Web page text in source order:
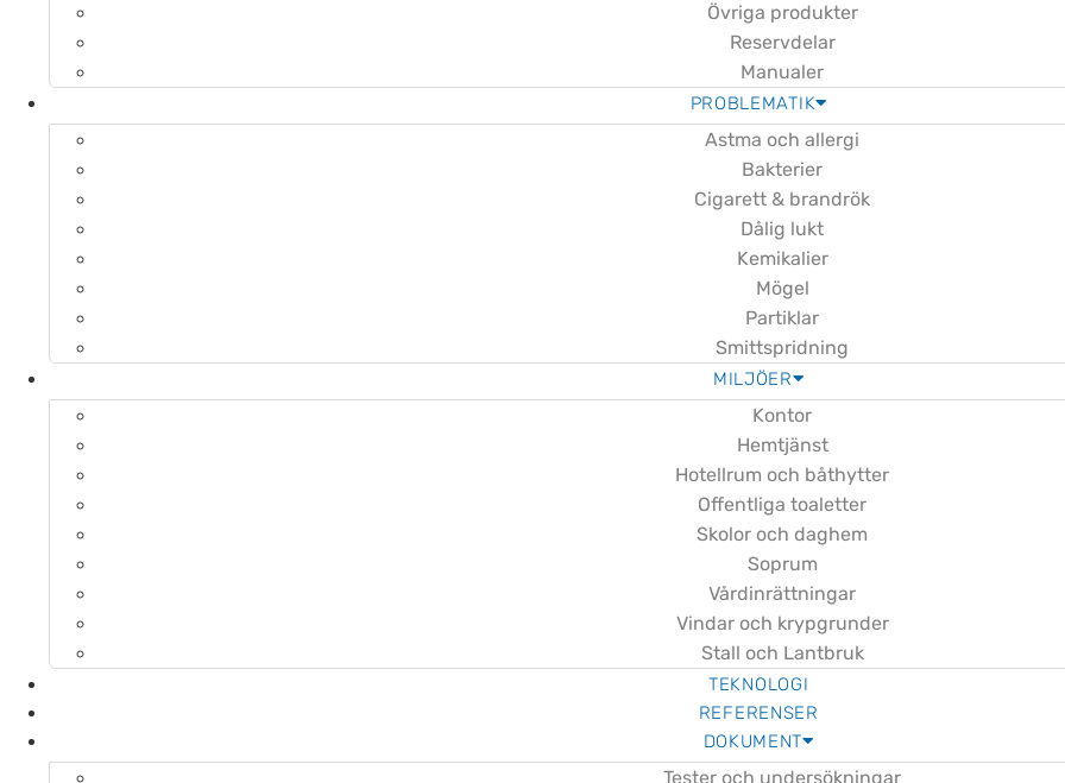
Övriga produkter
Reservdelar
Manualer
PROBLEMATIK
Astma och allergi
Bakterier
Cigarett & brandrök
Dålig lukt
Kemikalier
Mögel
Partiklar
Smittspridning
MILJÖER
Kontor
Hemtjänst
Hotellrum och båthytter
Offentliga toaletter
Skolor och daghem
Soprum
Vårdinrättningar
Vindar och krypgrunder
Stall och Lantbruk
TEKNOLOGI
REFERENSER
DOKUMENT
Tester och undersökningar